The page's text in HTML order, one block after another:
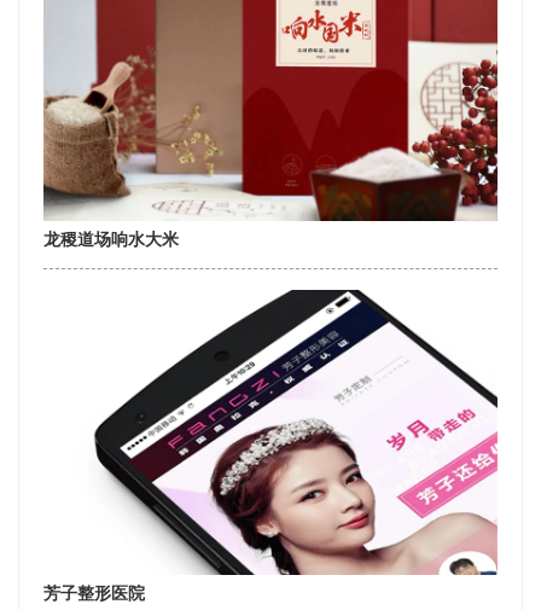
龙稷道场响水大米
芳子整形医院